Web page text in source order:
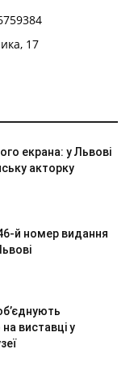
17
екрана: у Львові
акторку
й номер видання
на виставці у